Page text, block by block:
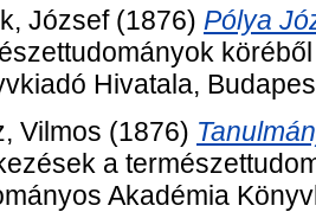
József(1876) Pólya
Hivatala,
Vilmos (1876)
a
Akadémia